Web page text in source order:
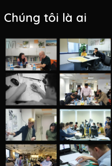
Chúng tôi là ai